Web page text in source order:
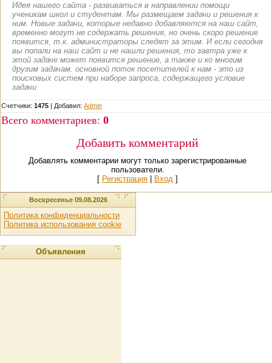
Идея нашего сайта - развиваться в направлении помощи
ученикам школ и студентам. Мы размещаем задачи и решения к
ним. Новые задачи, которые недавно добавляются на наш сайт,
временно могут не содержать решения, но очень скоро решение
появится, т.к. администраторы следят за этим. И если сегодня
вы попали на наш сайт и не нашли решения, то завтра уже к
этой задаче может появится решение, а также и ко многим
другим задачам. основной поток посетителей к нам - это из
поисковых систем при наборе запроса, содержащего условие
задачи
Счетчики: 1475 | Добавил: Admin
Всего комментариев: 0
Добавить комментарий
Добавлять комментарии могут только зарегистрированные
пользователи.
[ Регистрация Вход ]
Воскресенье 09.08.2026
Политика конфиденциальности
Политика использования cookie
Объявления